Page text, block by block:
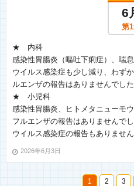
6
第
★ 内科
感染性胃腸炎（嘔吐下痢症）、喘
ウイルス感染症も少し減り、わず
ルエンザの報告はありませんでした
★ 小児科
感染性胃腸炎、ヒトメタニューモ
フルエンザの報告はありませんで
ウイルス感染症の報告もありません
2026年6月3日
1 2 3